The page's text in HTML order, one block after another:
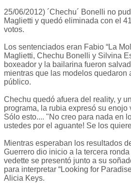
25/06/2012) ´Chechu´ Bonelli no
Maglietti y quedó eliminada con el
votos.
Los sentenciados eran Fabio “La
Maglietti, Chechu Bonelli y Silvina
boxeador y la bailarina fueron
mientras que las modelos quedaron
público.
Chechu quedó afuera del reality, y
programa, la rubia expresó su enojo
Sólo esto.... "No creo para nada en
ustedes por el aguante! Se los
Mientras esperaban los resultados
Guerrero dio inicio a la tercera
vedette se presentó junto a su
para interpretar “Looking for
Alicia Keys.